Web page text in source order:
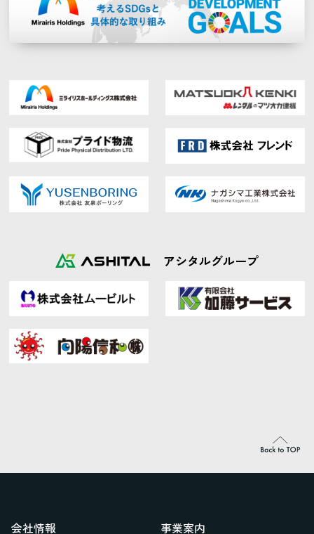
アシタルグループ
会社情報 事業案内